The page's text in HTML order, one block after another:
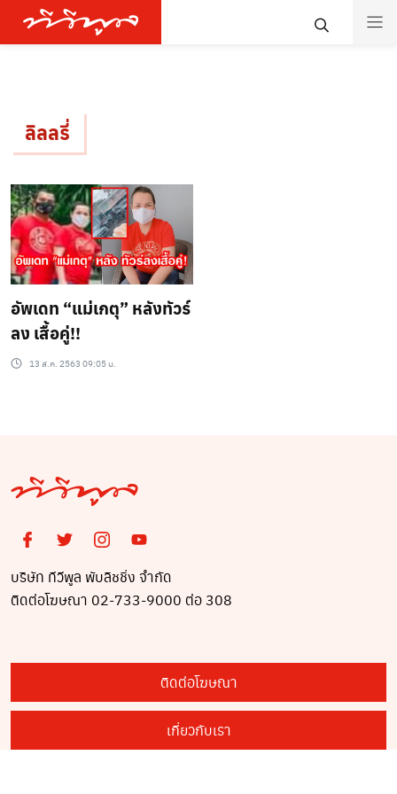
ลิลลรี่
อัพเดท “แม่เกตุ” หลังทัวร์
ลง เสื้อคู่!!
13 ส.ค. 2563 09:05 น.
บริษัท ทีวีพูล พับลิชชิ่ง จำกัด
ติดต่อโฆษณา 02-733-9000 ต่อ 308
ติดต่อโฆษณา
เกี่ยวกับเรา